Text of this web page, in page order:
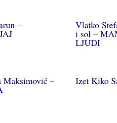
– Vlatko
i sol –
LJUDI
Maksimović – Izet Kiko